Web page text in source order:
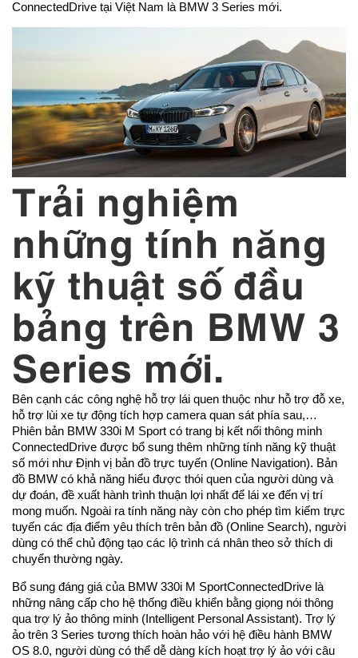
ConnectedDrive tại Việt Nam là BMW 3 Series mới.
Trải nghiệm
những tính năng
kỹ thuật số đầu
bảng trên BMW 3
Series mới.
Bên cạnh các công nghệ hỗ trợ lái quen thuộc như hỗ trợ đỗ xe,
hỗ trợ lùi xe tự động tích hợp camera quan sát phía sau,…
Phiên bản BMW 330i M Sport có trang bị kết nối thông minh
ConnectedDrive được bổ sung thêm những tính năng kỹ thuật
số mới như Định vị bản đồ trực tuyến (Online Navigation). Bản
đồ BMW có khả năng hiểu được thói quen của người dùng và
dự đoán, đề xuất hành trình thuận lợi nhất để lái xe đến vị trí
mong muốn. Ngoài ra tính năng này còn cho phép tìm kiếm trực
tuyến các địa điểm yêu thích trên bản đồ (Online Search), người
dùng có thể chủ động tạo các lộ trình cá nhân theo sở thích di
chuyển thường ngày.
Bổ sung đáng giá của BMW 330i M SportConnectedDrive là
những nâng cấp cho hệ thống điều khiển bằng giọng nói thông
qua trợ lý ảo thông minh (Intelligent Personal Assistant). Trợ lý
ảo trên 3 Series tương thích hoàn hảo với hệ điều hành BMW
OS 8.0, người dùng có thể dễ dàng kích hoạt trợ lý ảo với câu